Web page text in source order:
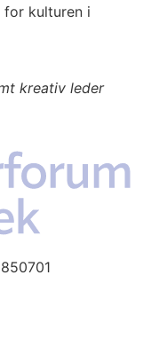
kulturen i
kreativ leder